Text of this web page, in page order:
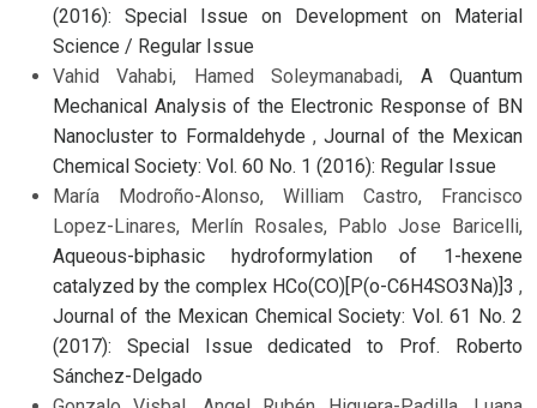
(2016): Special Issue on Development on Material
Science / Regular Issue
Vahid Vahabi, Hamed Soleymanabadi, A Quantum
Mechanical Analysis of the Electronic Response of BN
Nanocluster to Formaldehyde ,Journal of the Mexican
Chemical Society: Vol. 60 No. 1 (2016): Regular Issue
María Modroño-Alonso, William Castro, Francisco
Lopez-Linares, Merlín Rosales, Pablo Jose Baricelli,
Aqueous-biphasic hydroformylation of 1-hexene
catalyzed by the complex HCo(CO)[P(o-C6H4SO3Na)]3 ,
Journal of the Mexican Chemical Society: Vol. 61 No. 2
(2017): Special Issue dedicated to Prof. Roberto
Sánchez-Delgado